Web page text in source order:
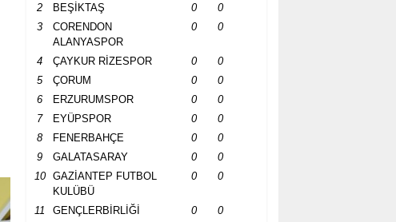
2 BEŞİKTAŞ 0
0
3
CORENDON
ALANYASPOR
0 0
4 ÇAYKUR RİZESPOR 0
0
5
ÇORUM 0
0
6
ERZURUMSPOR 0
0
7
EYÜPSPOR 0
0
8
FENERBAHÇE 0
0
9
GALATASARAY 0
0
10
GAZİANTEP FUTBOL
KULÜBÜ
0 0
11 GENÇLERBİRLİĞİ 0
0